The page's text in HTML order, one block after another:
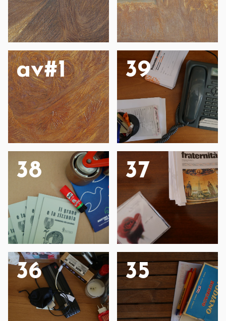
av#1 39
38 37
36 35